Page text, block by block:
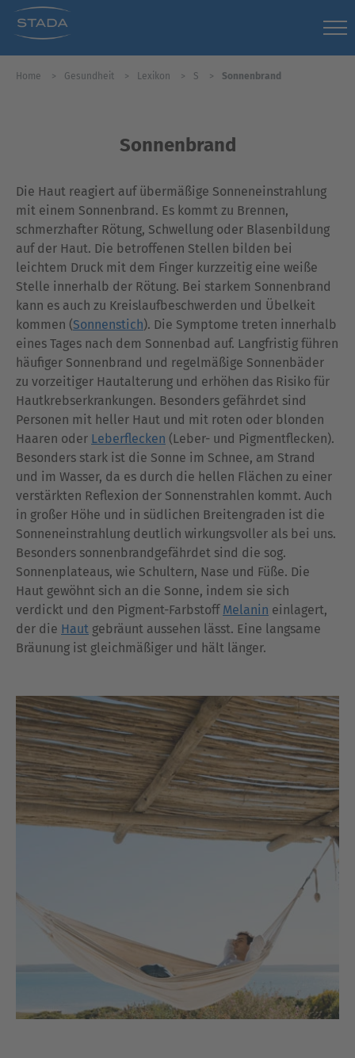
Home Gesundheit Lexikon S Sonnenbrand
Sonnenbrand
Die Haut reagiert auf übermäßige Sonneneinstrahlung
mit einem Sonnenbrand. Es kommt zu Brennen,
schmerzhafter Rötung, Schwellung oder Blasenbildung
auf der Haut. Die betroffenen Stellen bilden bei
leichtem Druck mit dem Finger kurzzeitig eine weiße
Stelle innerhalb der Rötung. Bei starkem Sonnenbrand
kann es auch zu Kreislaufbeschwerden und Übelkeit
kommen (Sonnenstich). Die Symptome treten innerhalb
eines Tages nach dem Sonnenbad auf. Langfristig führen
häufiger Sonnenbrand und regelmäßige Sonnenbäder
zu vorzeitiger Hautalterung und erhöhen das Risiko für
Hautkrebserkrankungen. Besonders gefährdet sind
Personen mit heller Haut und mit roten oder blonden
Haaren oder Leberflecken (Leber- und Pigmentflecken).
Besonders stark ist die Sonne im Schnee, am Strand
und im Wasser, da es durch die hellen Flächen zu einer
verstärkten Reflexion der Sonnenstrahlen kommt. Auch
in großer Höhe und in südlichen Breitengraden ist die
Sonneneinstrahlung deutlich wirkungsvoller als bei uns.
Besonders sonnenbrandgefährdet sind die sog.
Sonnenplateaus, wie Schultern, Nase und Füße. Die
Haut gewöhnt sich an die Sonne, indem sie sich
verdickt und den Pigment-Farbstoff Melanin einlagert,
der die Haut gebräunt aussehen lässt. Eine langsame
Bräunung ist gleichmäßiger und hält länger.